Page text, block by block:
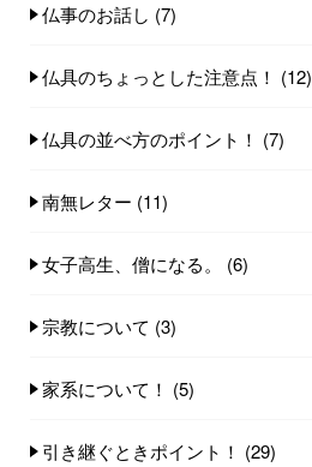
仏事のお話し (7)
仏具のちょっとした注意点！ (12)
仏具の並べ方のポイント！ (7)
南無レター (11)
女子高生、僧になる。 (6)
宗教について (3)
家系について！ (5)
引き継ぐときポイント！ (29)